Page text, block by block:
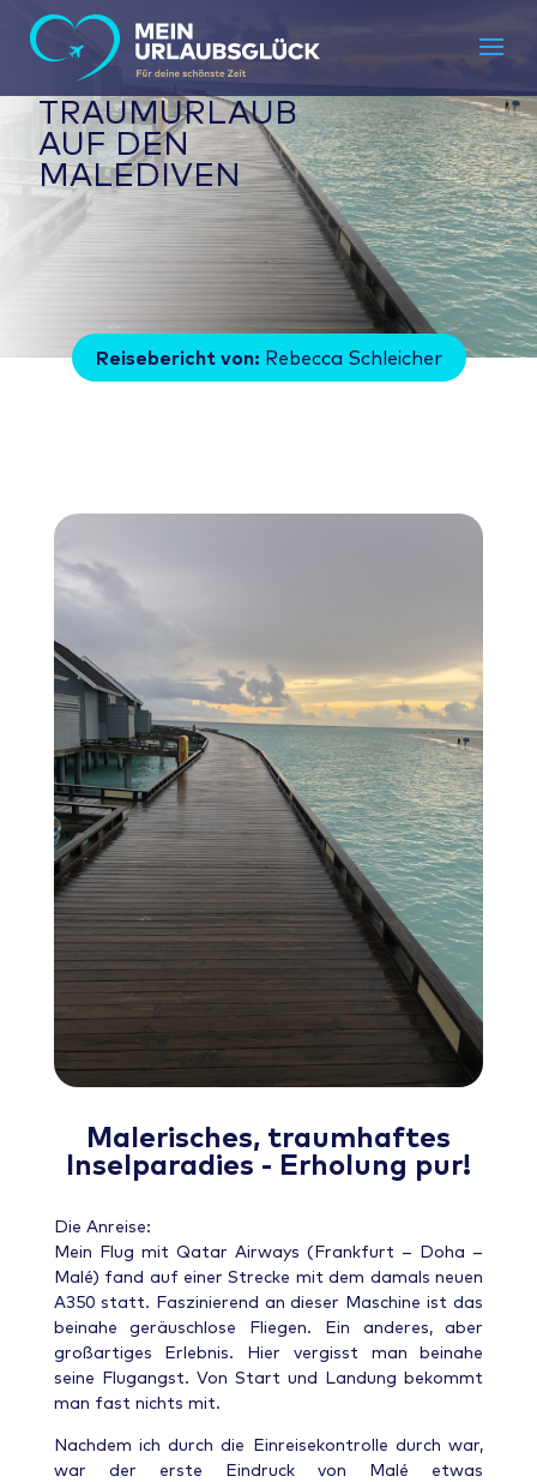
TRAUMURLAUB
AUF DEN
MALEDIVEN
Reisebericht von: Rebecca Schleicher
Malerisches, traumhaftes
Inselparadies - Erholung pur!
Die Anreise:
Mein Flug mit Qatar Airways (Frankfurt – Doha –
Malé) fand auf einer Strecke mit dem damals neuen
A350 statt. Faszinierend an dieser Maschine ist das
beinahe geräuschlose Fliegen. Ein anderes, aber
großartiges Erlebnis. Hier vergisst man beinahe
seine Flugangst. Von Start und Landung bekommt
man fast nichts mit.
Nachdem ich durch die Einreisekontrolle durch war,
war der erste Eindruck von Malé etwas